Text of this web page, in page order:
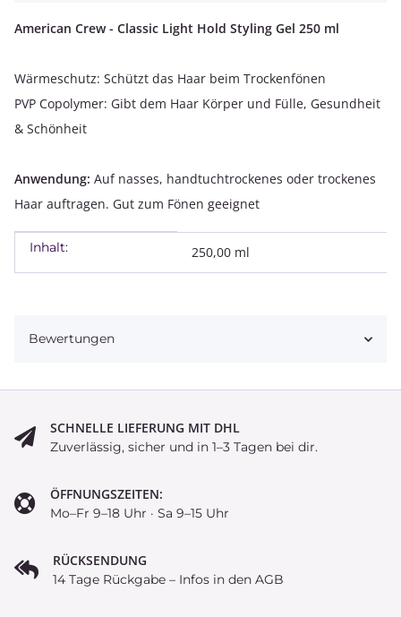
American Crew - Classic Light Hold Styling Gel 250 ml
Wärmeschutz: Schützt das Haar beim Trockenfönen
PVP Copolymer: Gibt dem Haar Körper und Fülle, Gesundheit
& Schönheit
Anwendung: Auf nasses, handtuchtrockenes oder trockenes
Haar auftragen. Gut zum Fönen geeignet
Produkteigenschaft
Wert
Inhalt: 250,00 ml
Bewertungen
SCHNELLE LIEFERUNG MIT DHL
Zuverlässig, sicher und in 1–3 Tagen bei dir.
ÖFFNUNGSZEITEN:
Mo–Fr 9–18 Uhr · Sa 9–15 Uhr
RÜCKSENDUNG
14 Tage Rückgabe – Infos in den AGB